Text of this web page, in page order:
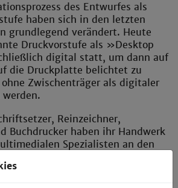
des Entwurfes als
haben sich in den letzten
grundlegend verändert. Heute
Druckvorstufe als »Desktop
digital statt, um dann auf
die Druckplatte belichtet zu
Zwischenträger als digitaler
Reinzeichner,
Buchdrucker haben ihr Handwerk
Spezialisten an den
die früher eine ganze Reihe von